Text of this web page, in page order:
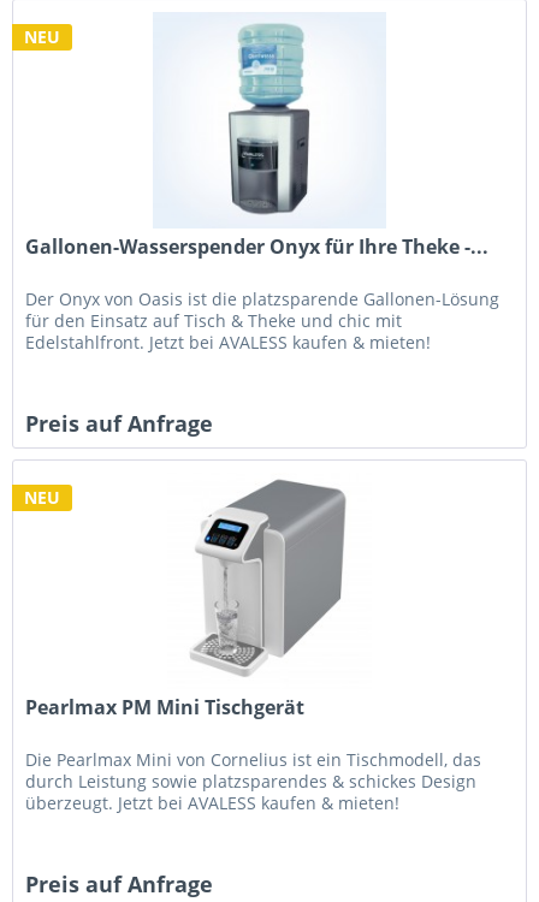
NEU
Gallonen-Wasserspender Onyx für Ihre Theke -...
Der Onyx von Oasis ist die platzsparende Gallonen-Lösung
für den Einsatz auf Tisch & Theke und chic mit
Edelstahlfront. Jetzt bei AVALESS kaufen & mieten!
Preis auf Anfrage
NEU
Pearlmax PM Mini Tischgerät
Die Pearlmax Mini von Cornelius ist ein Tischmodell, das
durch Leistung sowie platzsparendes & schickes Design
überzeugt. Jetzt bei AVALESS kaufen & mieten!
Preis auf Anfrage